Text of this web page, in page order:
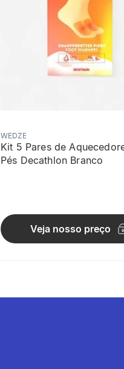
WEDZE
Kit 5 Pares de
Pés Decathlon Branco
Veja nosso preço